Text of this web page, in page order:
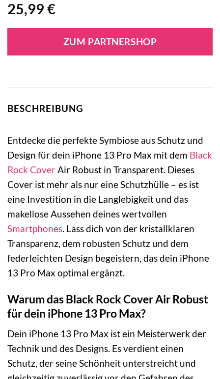
25,99 €
ZUM PARTNERSHOP
BESCHREIBUNG
Entdecke die perfekte Symbiose aus Schutz und
Design für dein iPhone 13 Pro Max mit dem Black
Rock Cover Air Robust in Transparent. Dieses
Cover ist mehr als nur eine Schutzhülle – es ist
eine Investition in die Langlebigkeit und das
makellose Aussehen deines wertvollen
Smartphones . Lass dich von der kristallklaren
Transparenz, dem robusten Schutz und dem
federleichten Design begeistern, das dein iPhone
13 Pro Max optimal ergänzt.
Warum das Black Rock Cover Air Robust
für dein iPhone 13 Pro Max?
Dein iPhone 13 Pro Max ist ein Meisterwerk der
Technik und des Designs. Es verdient einen
Schutz, der seine Schönheit unterstreicht und